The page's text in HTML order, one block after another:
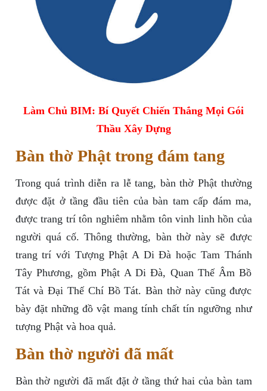
Làm Chủ BIM: Bí Quyết Chiến Thắng Mọi Gói
Thầu Xây Dựng
Bàn thờ Phật trong đám tang
Trong quá trình diễn ra lễ tang, bàn thờ Phật thường
được đặt ở tầng đầu tiên của bàn tam cấp đám ma,
được trang trí tôn nghiêm nhằm tôn vinh linh hồn của
người quá cố. Thông thường, bàn thờ này sẽ được
trang trí với Tượng Phật A Di Đà hoặc Tam Thánh
Tây Phương, gồm Phật A Di Đà, Quan Thế Âm Bồ
Tát và Đại Thế Chí Bồ Tát. Bàn thờ này cũng được
bày đặt những đồ vật mang tính chất tín ngưỡng như
tượng Phật và hoa quả.
Bàn thờ người đã mất
Bàn thờ người đã mất đặt ở tầng thứ hai của bàn tam